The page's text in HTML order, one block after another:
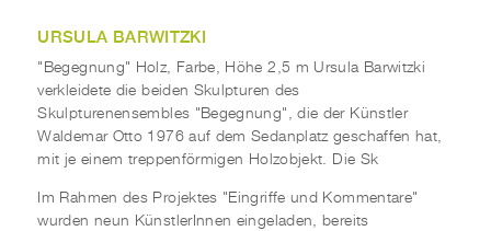
URSULA BARWITZKI
"Begegnung" Holz, Farbe, Höhe 2,5 m Ursula Barwitzki
verkleidete die beiden Skulpturen des
Skulpturenensembles "Begegnung", die der Künstler
Waldemar Otto 1976 auf dem Sedanplatz geschaffen hat,
mit je einem treppenförmigen Holzobjekt. Die Sk
Im Rahmen des Projektes "Eingriffe und Kommentare"
wurden neun KünstlerInnen eingeladen, bereits